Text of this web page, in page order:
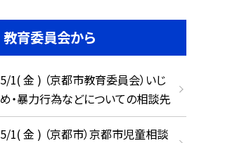
教育委員会から
5/1( 金 ) （京都市教育委員会）いじ
め・暴力行為などについての相談先
5/1( 金 ) （京都市）京都市児童相談